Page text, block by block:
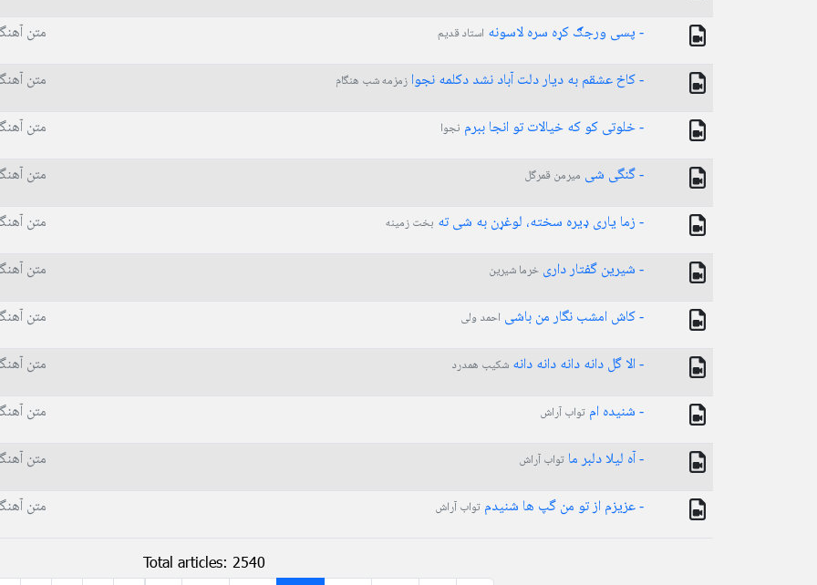
- پسی ورجګ کړه سره لاسونه استاد قدیم متن
- کاخ عشقم به دیار دلت آباد نشد دکلمه نجوا زمزمه شب هنگام متن
- خلوتی کو که خیالات تو انجا ببرم نجوا متن
- گنگی شی میرمن قمرگل متن
- زما یاری ډیره سخته، لوغړن به شی ته بخت زمینه متن
- شیرین گفتار داری خرما شیرین متن
- کاش امشب نگار من باشی احمد ولی متن
- الا گل دانه دانه دانه دانه شکیب همدرد متن
- شنیده ام تواب آراش متن
- آه لیلا دلبر ما تواب آراش متن
- عزیزم از تو من گپ ها شنیدم تواب آراش متن
Total articles: 2540